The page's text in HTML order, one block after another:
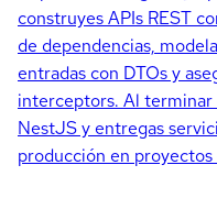
construyes APIs REST
de dependencias,
entradas con DTOs y
interceptors. Al
NestJS y entregas
producción en proyectos